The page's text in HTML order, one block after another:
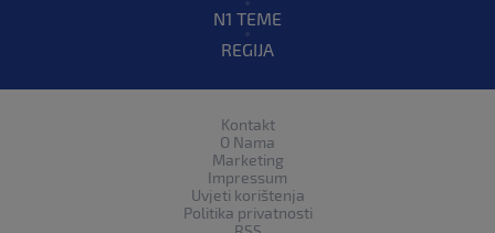
N1 TEME
REGIJA
Kontakt
O Nama
Marketing
Impressum
Uvjeti korištenja
Politika privatnosti